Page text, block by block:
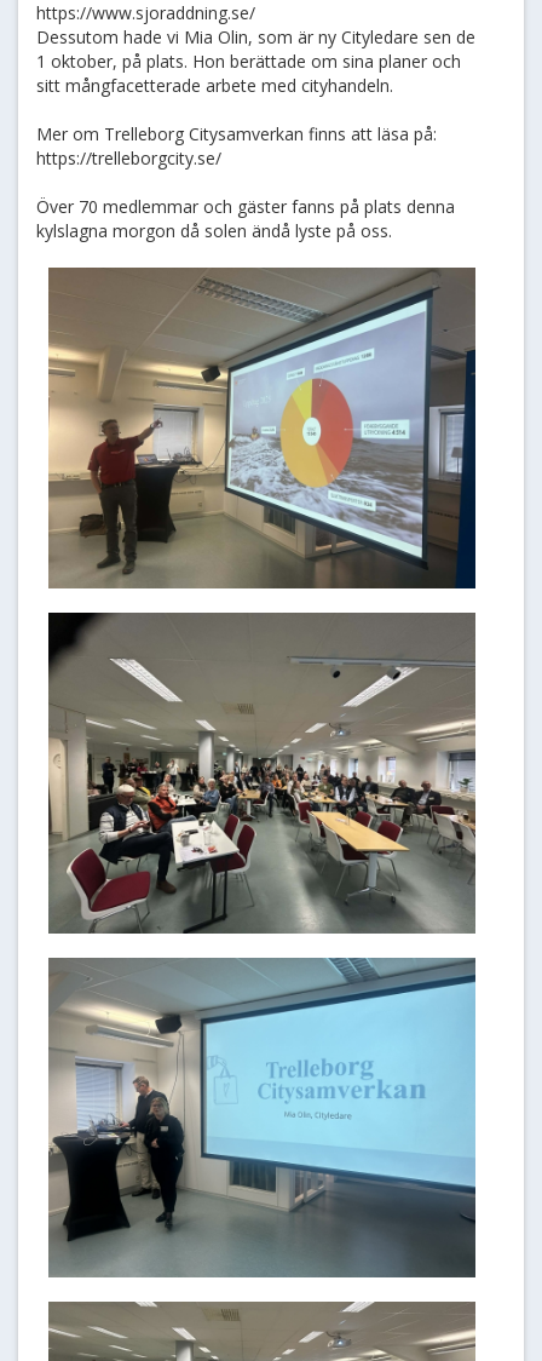
https://www.sjoraddning.se/
Dessutom hade vi Mia Olin, som är ny Cityledare sen de
1 oktober, på plats. Hon berättade om sina planer och
sitt mångfacetterade arbete med cityhandeln.
Mer om Trelleborg Citysamverkan finns att läsa på:
https://trelleborgcity.se/
Över 70 medlemmar och gäster fanns på plats denna
kylslagna morgon då solen ändå lyste på oss.